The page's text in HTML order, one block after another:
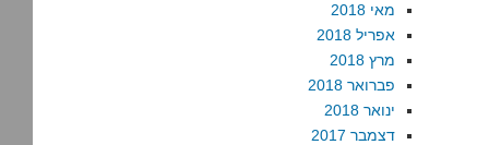
מאי 2018
אפריל 2018
מרץ 2018
פברואר 2018
ינואר 2018
דצמבר 2017